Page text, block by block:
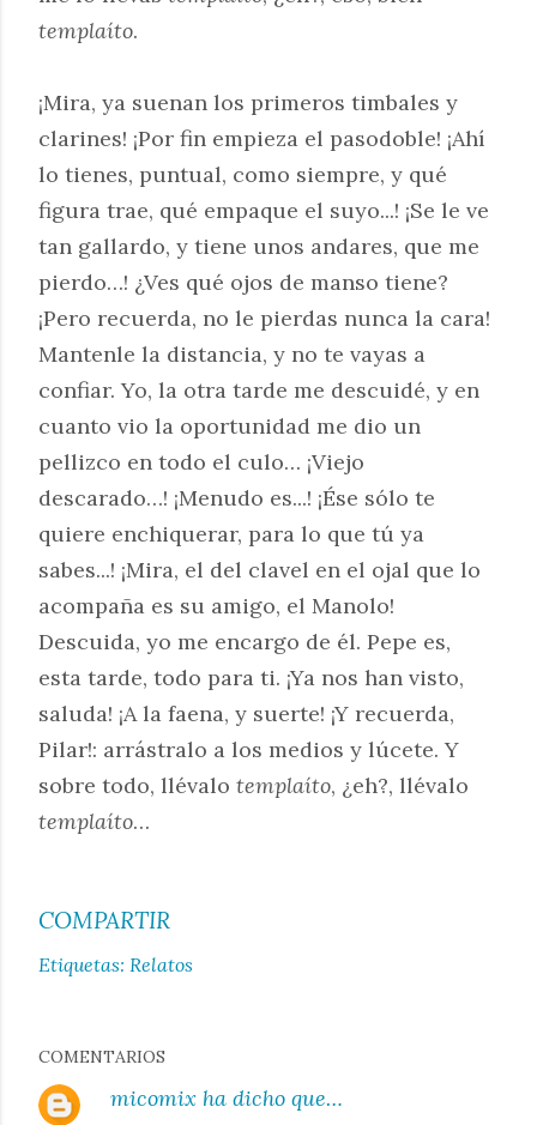
templaíto.
¡Mira, ya suenan los primeros timbales y
clarines! ¡Por fin empieza el pasodoble! ¡Ahí
lo tienes, puntual, como siempre, y qué
figura trae, qué empaque el suyo...! ¡Se le ve
tan gallardo, y tiene unos andares, que me
pierdo…! ¿Ves qué ojos de manso tiene?
¡Pero recuerda, no le pierdas nunca la cara!
Mantenle la distancia, y no te vayas a
confiar. Yo, la otra tarde me descuidé, y en
cuanto vio la oportunidad me dio un
pellizco en todo el culo… ¡Viejo
descarado…! ¡Menudo es...! ¡Ése sólo te
quiere enchiquerar, para lo que tú ya
sabes...! ¡Mira, el del clavel en el ojal que lo
acompaña es su amigo, el Manolo!
Descuida, yo me encargo de él. Pepe es,
esta tarde, todo para ti. ¡Ya nos han visto,
saluda! ¡A la faena, y suerte! ¡Y recuerda,
Pilar!: arrástralo a los medios y lúcete. Y
sobre todo, llévalo templaíto, ¿eh?, llévalo
templaíto…
COMPARTIR
Etiquetas: Relatos
COMENTARIOS
micomix ha dicho que…